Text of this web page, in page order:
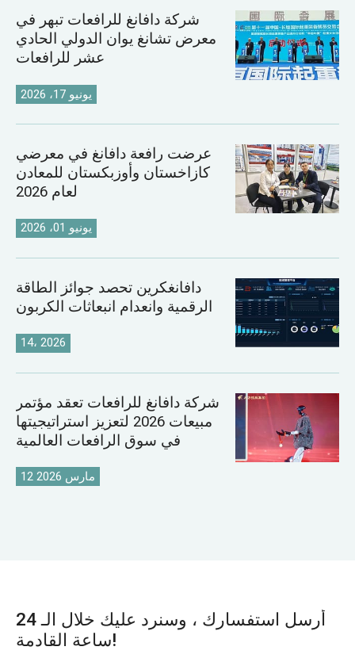
شركة دافانغ للرافعات تبهر في
معرض تشانغ يوان الدولي الحادي
عشر للرافعات
يونيو 17، 2026
عرضت رافعة دافانغ في معرضي
كازاخستان وأوزبكستان للمعادن
لعام 2026
يونيو 01، 2026
دافانغكرين تحصد جوائز الطاقة
الرقمية وانعدام انبعاثات الكربون
14، 2026
شركة دافانغ للرافعات تعقد مؤتمر
مبيعات 2026 لتعزيز استراتيجيتها
في سوق الرافعات العالمية
12 مارس 2026
أرسل استفسارك ، وسنرد عليك خلال الـ 24
ساعة القادمة!